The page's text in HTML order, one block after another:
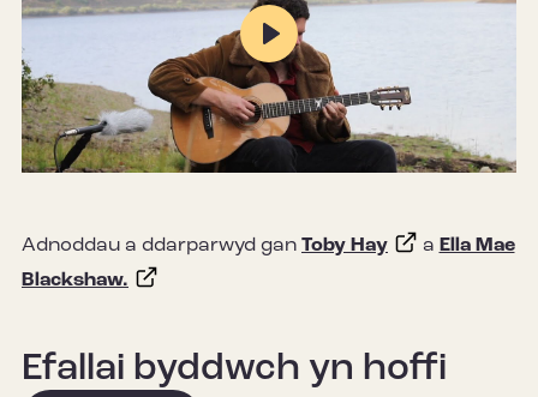
Mute Settings
Play
Adnoddau a ddarparwyd gan Toby Hay a Ella Mae
Blackshaw.
Efallai byddwch yn hoffi